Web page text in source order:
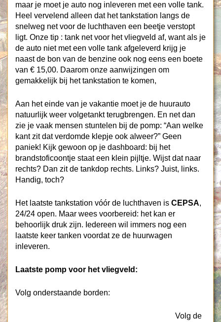
maar je moet je auto nog inleveren met een volle tank.
Heel vervelend alleen dat het tankstation langs de
snelweg net voor de luchthaven een beetje verstopt
ligt. Onze tip : tank net voor het vliegveld af, want als je
de auto niet met een volle tank afgeleverd krijg je
naast de bon van de benzine ook nog eens een boete
van € 15,00. Daarom onze aanwijzingen om
gemakkelijk bij het tankstation te komen,
Aan het einde van je vakantie moet je de huurauto
natuurlijk weer volgetankt terugbrengen. En net dan
zie je vaak mensen stuntelen bij de pomp: “Aan welke
kant zit dat verdomde klepje ook alweer?” Geen
paniek! Kijk gewoon op je dashboard: bij het
brandstoficoontje staat een klein pijltje. Wijst dat naar
rechts? Dan zit de tankdop rechts. Links? Juist, links.
Handig, toch?
Het laatste tankstation vóór de luchthaven is CEPSA,
24/24 open. Maar wees voorbereid: het kan er
behoorlijk druk zijn. Iedereen wil immers nog een
laatste keer tanken voordat ze de huurwagen
inleveren.
Laatste pomp voor het vliegveld:
Volg onderstaande borden:
Volg de